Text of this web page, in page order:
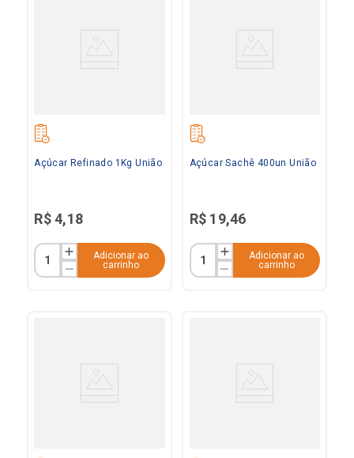
Açúcar Refinado 1Kg União
R$ 4,18
Adicionar ao
carrinho
Açúcar Sachê 400un União
R$ 19,46
Adicionar ao
carrinho